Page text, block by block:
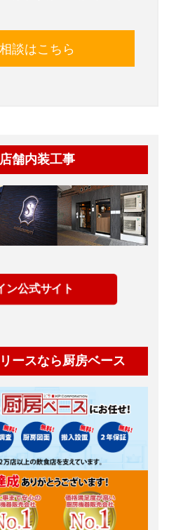
談はこちら
舗内装工事
ン公式サイト
ースなら厨房ベース